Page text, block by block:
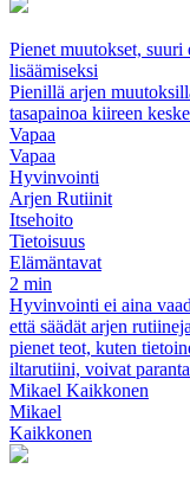
Pienet muutokset,
lisäämiseksi
Pienillä arjen
tasapainoa kiireen
Vapaa
Vapaa
Hyvinvointi
Arjen Rutiinit
Itsehoito
Tietoisuus
Elämäntavat
2 min
Hyvinvointi ei aina
että säädät arjen
pienet teot, kuten
iltarutiini, voivat
Mikael Kaikkonen
Mikael
Kaikkonen